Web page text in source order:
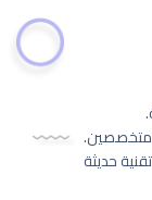
متخصصين.
حديثة